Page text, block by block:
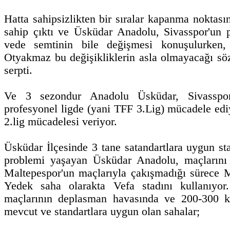
Hatta sahipsizlikten bir sıralar kapanma
sahip çıktı ve Üsküdar Anadolu, Sivasspor'un
vede semtinin bile değişmesi
Otyakmaz bu değişikliklerin asla olmayacağı
serpti.
Ve 3 sezondur Anadolu Üsküdar,
profesyonel ligde (yani TFF 3.Lig) mücadele
2.lig mücadelesi veriyor.
Üsküdar İlçesinde 3 tane satandartlara uygun
problemi yaşayan Üsküdar Anadolu,
Maltepespor'un maçlarıyla çakışmadığı sürece
Yedek saha olarakta Vefa stadını
maçlarının deplasman havasında ve 200-
mevcut ve standartlara uygun olan sahalar;